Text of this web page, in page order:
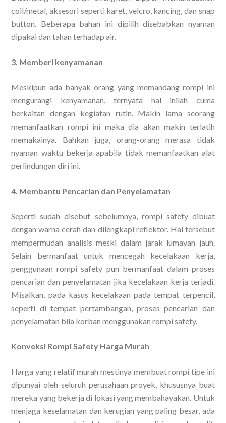
coil/metal, aksesori seperti karet, velcro, kancing, dan snap
button. Beberapa bahan ini dipilih disebabkan nyaman
dipakai dan tahan terhadap air.
3. Memberi kenyamanan
Meskipun ada banyak orang yang memandang rompi ini
mengurangi kenyamanan, ternyata hal inilah cuma
berkaitan dengan kegiatan rutin. Makin lama seorang
memanfaatkan rompi ini maka dia akan makin terlatih
memakainya. Bahkan juga, orang-orang merasa tidak
nyaman waktu bekerja apabila tidak memanfaatkan alat
perlindungan diri ini.
4. Membantu Pencarian dan Penyelamatan
Seperti sudah disebut sebelumnya, rompi safety dibuat
dengan warna cerah dan dilengkapi reflektor. Hal tersebut
mempermudah analisis meski dalam jarak lumayan jauh.
Selain bermanfaat untuk mencegah kecelakaan kerja,
penggunaan rompi safety pun bermanfaat dalam proses
pencarian dan penyelamatan jika kecelakaan kerja terjadi.
Misalkan, pada kasus kecelakaan pada tempat terpencil,
seperti di tempat pertambangan, proses pencarian dan
penyelamatan bila korban menggunakan rompi safety.
Konveksi Rompi Safety Harga Murah
Harga yang relatif murah mestinya membuat rompi tipe ini
dipunyai oleh seluruh perusahaan proyek, khususnya buat
mereka yang bekerja di lokasi yang membahayakan. Untuk
menjaga keselamatan dan kerugian yang paling besar, ada